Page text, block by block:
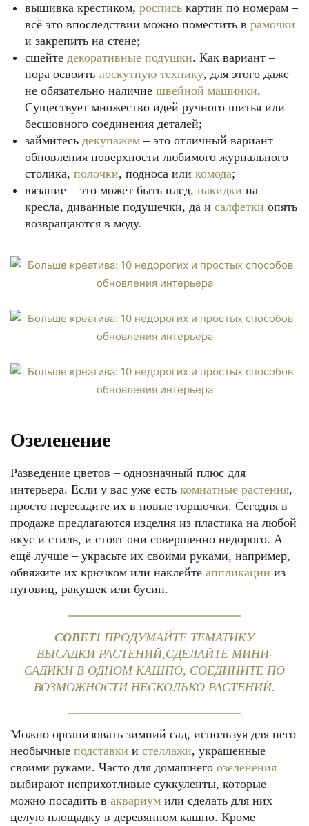
вышивка крестиком, роспись картин по номерам –
всё это впоследствии можно поместить в рамочки
и закрепить на стене;
сшейте декоративные подушки. Как вариант –
пора освоить лоскутную технику, для этого даже
не обязательно наличие швейной машинки.
Существует множество идей ручного шитья или
бесшовного соединения деталей;
займитесь декупажем – это отличный вариант
обновления поверхности любимого журнального
столика, полочки, подноса или комода;
вязание – это может быть плед, накидки на
кресла, диванные подушечки, да и салфетки опять
возвращаются в моду.
Озеленение
Разведение цветов – однозначный плюс для
интерьера. Если у вас уже есть комнатные растения,
просто пересадите их в новые горшочки. Сегодня в
продаже предлагаются изделия из пластика на любой
вкус и стиль, и стоят они совершенно недорого. А
ещё лучше – украсьте их своими руками, например,
обвяжите их крючком или наклейте аппликации из
пуговиц, ракушек или бусин.
СОВЕТ! ПРОДУМАЙТЕ ТЕМАТИКУ
ВЫСАДКИ РАСТЕНИЙ,СДЕЛАЙТЕ МИНИ-
САДИКИ В ОДНОМ КАШПО, СОЕДИНИТЕ ПО
ВОЗМОЖНОСТИ НЕСКОЛЬКО РАСТЕНИЙ.
Можно организовать зимний сад, используя для него
необычные подставки и стеллажи, украшенные
своими руками. Часто для домашнего озеленения
выбирают неприхотливые суккуленты, которые
можно посадить в аквариум или сделать для них
целую площадку в деревянном кашпо. Кроме